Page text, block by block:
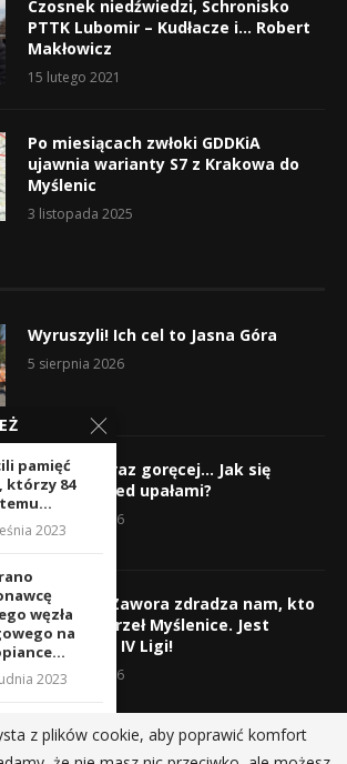
Czosnek niedźwiedzi, Schronisko
PTTK Lubomir – Kudłacze i… Robert
Makłowicz
15 lutego 2021
Po miesiącach zwłoki GDDKiA
ujawnia warianty S7 z Krakowa do
Myślenic
3 listopada 2025
Wyruszyli! Ich cel to Jasna Góra
5 sierpnia 2026
Gorąco, coraz goręcej… Jak się
chronić przed upałami?
4 sierpnia 2026
Krzysztof Zawora zdradza nam, kto
wzmocni Orzeł Myślenice. Jest
nazwisko z IV Ligi!
3 sierpnia 2026
pamięć
którzy 84
2023
węzła
na
2023
Rynek
dźwięków w
z plików cookie, aby poprawić komfort